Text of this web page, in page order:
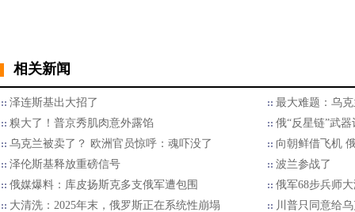
相关新闻
泽连斯基出大招了
最大难题：乌
糗大了！普京秀肌肉意外露馅
俄“反星链”武
乌克兰被卖了？ 欧洲官员惊呼：魂吓没了
向朝鲜借飞机
泽伦斯基释放重磅信号
波兰参战了
俄媒爆料：库皮扬斯克多支俄军遭包围
俄军68步兵师
大清洗：2025年末，俄罗斯正在系统性崩塌
川普只同意给